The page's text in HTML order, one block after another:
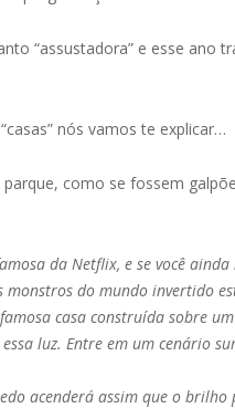
“assustadora” e esse ano
nós vamos te explicar…
como se fossem
da Netflix, e se você
do mundo invertido
casa construída sobre
luz. Entre em um
acenderá assim que o